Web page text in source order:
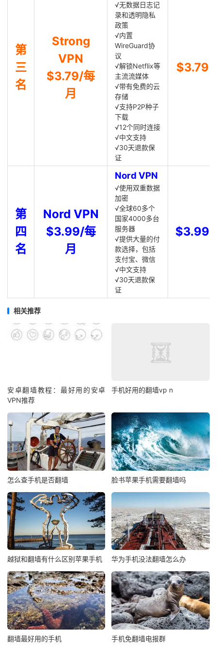
第
三
名
Strong
VPN
$3.79/每
月
√无数据日志记
录和透明隐私
政策
√内置
WireGuard协
议
√解锁Netflix等
主流流媒体
√带有免费的云
存储
√支持P2P种子
下载
√12个同时连接
√中文支持
√30天退款保
证
$3.79
第
四
名
Nord VPN
$3.99/每
月
Nord VPN
√使用双重数据
加密
√全球60多个
国家4000多台
服务器
√提供大量的付
款选择，包括
支付宝、微信
√中文支持
√30天退款保
证
$3.99
相关推荐
安卓翻墙教程：最好用的安卓
VPN推荐
手机好用的翻墙vp n
怎么查手机是否翻墙 脸书苹果手机需要翻墙吗
越狱和翻墙有什么区别苹果手机 华为手机没法翻墙怎么办
翻墙最好用的手机 手机免翻墙电报群